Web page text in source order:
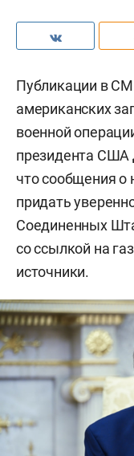
Публикации в
американских
военной
президента США
что сообщения о
придать
Соединенных
со ссылкой на
источники.